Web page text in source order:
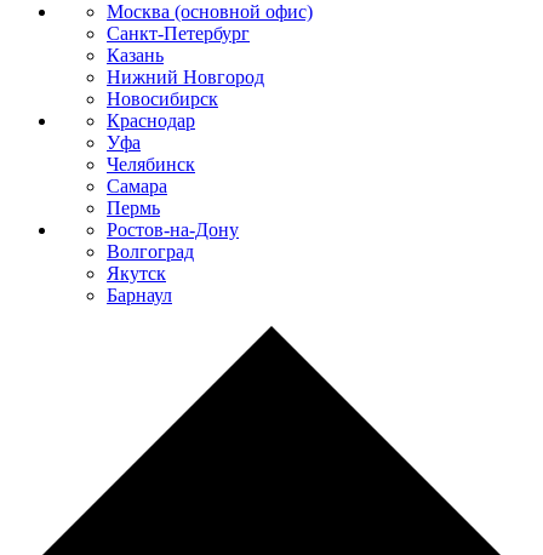
Москва (основной офис)
Санкт-Петербург
Казань
Нижний Новгород
Новосибирск
Краснодар
Уфа
Челябинск
Самара
Пермь
Ростов-на-Дону
Волгоград
Якутск
Барнаул